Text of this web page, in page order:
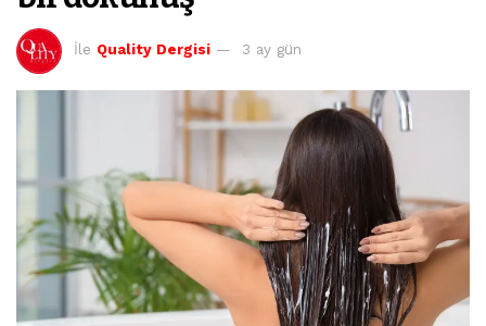
İle Quality Dergisi 3 ay gün